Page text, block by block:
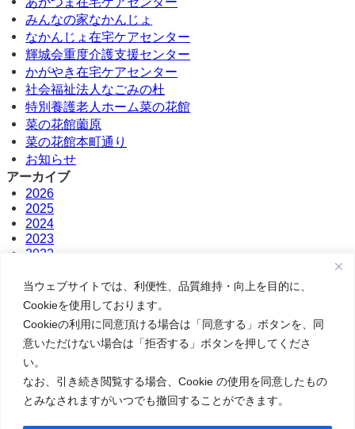
当ウェブサイトでは、利便性、品質維持・向上を目的に、
Cookieを使用しております。
Cookieの利用に同意頂ける場合は「同意する」ボタンを、同
意いただけない場合は「拒否する」ボタンを押してくださ
い。
なお、引き続き閲覧する場合、Cookie の使用を同意したもの
とみなされますがいつでも撤回することができます。
みんなの家なかんじょ
なかんじょ在宅ケアセンター
輝城会重度介護支援センター
かがやき在宅ケアセンター
社会福祉法人なごみの杜
特別養護老人ホーム菜の花館
菜の花館薗原
菜の花館本町通り
お知らせ
アーカイブ
2026
2025
2024
2023
2022
2020
2019
2018